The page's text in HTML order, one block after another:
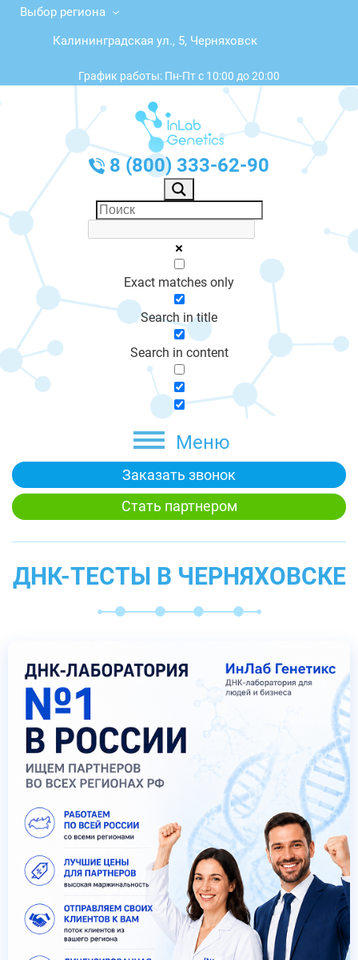
Выбор региона
Калининградская ул., 5, Черняховск
График работы: Пн-Пт с 10:00 до 20:00
8 (800) 333-62-90
Exact matches only
Search in title
Search in content
Меню
Заказать звонок
Стать партнером
ДНК-ТЕСТЫ В ЧЕРНЯХОВСКЕ